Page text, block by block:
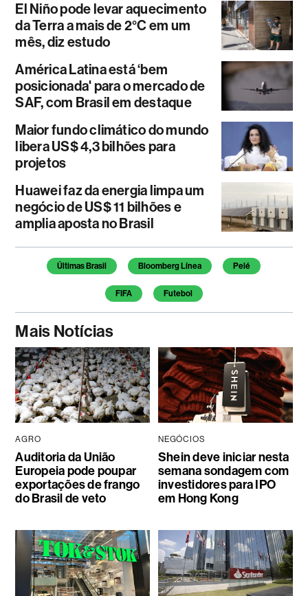
El Niño pode levar aquecimento
da Terra a mais de 2°C em um
mês, diz estudo
América Latina está ‘bem
posicionada' para o mercado de
SAF, com Brasil em destaque
Maior fundo climático do mundo
libera US$ 4,3 bilhões para
projetos
Huawei faz da energia limpa um
negócio de US$ 11 bilhões e
amplia aposta no Brasil
Temas deste artigo
Últimas Brasil Bloomberg Línea Pelé
FIFA Futebol
Mais Notícias
AGRO
Auditoria da União
Europeia pode poupar
exportações de frango
do Brasil de veto
NEGÓCIOS
Shein deve iniciar nesta
semana sondagem com
investidores para IPO
em Hong Kong